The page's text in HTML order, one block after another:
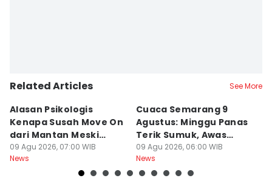
Related Articles See More
Alasan Psikologis
Kenapa Susah Move On
dari Mantan Meski
Sudah Disakiti!
09 Agu 2026, 07:00 WIB
News
Cuaca Semarang 9
Agustus: Minggu Panas
Terik Sumuk, Awas
Malam Dingin Bediding!
09 Agu 2026, 06:00 WIB
News